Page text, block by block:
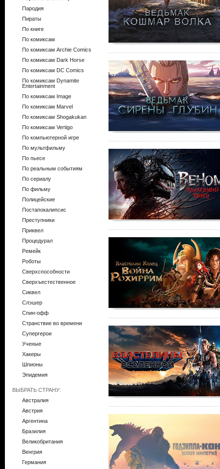
Пародия
Пираты
По книге
По комиксам
По комиксам Archie Comics
По комиксам Dark Horse
По комиксам DC Comics
По комиксам Dynamite
Entertainment
По комиксам Image
По комиксам Marvel
По комиксам Shogakukan
По комиксам Vertigo
По компьютерной игре
По мультфильму
По пьесе
По реальным событиям
По сериалу
По фильму
Полицейские
Постапокалипсис
Преступники
Приквел
Процедурал
Ремейк
Роботы
Сверхспособности
Сверхъестественное
Сиквел
Слэшер
Спин-офф
Странствие во времени
Супергерои
Ученые
Хакеры
Шпионы
Эпидемия
ВЫБРАТЬ СТРАНУ:
Австралия
Австрия
Аргентина
Бразилия
Великобритания
Венгрия
Германия